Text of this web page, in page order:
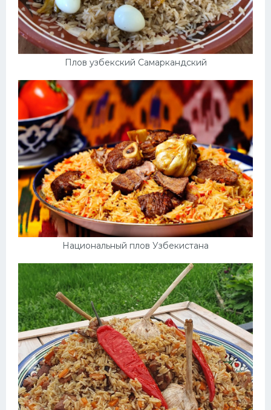
Плов узбекский Самаркандский
Национальный плов Узбекистана